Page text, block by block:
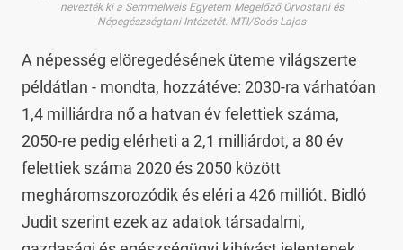
nevezték ki a Semmelweis Egyetem Megelőző Orvostani és
Népegészségtani Intézetét. MTI/Soós Lajos
A népesség elöregedésének üteme világszerte
példátlan - mondta, hozzátéve: 2030-ra várhatóan
1,4 milliárdra nő a hatvan év felettiek száma,
2050-re pedig elérheti a 2,1 milliárdot, a 80 év
felettiek száma 2020 és 2050 között
megháromszorozódik és eléri a 426 milliót. Bidló
Judit szerint ezek az adatok társadalmi,